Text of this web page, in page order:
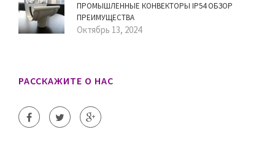
ПРОМЫШЛЕННЫЕ КОНВЕКТОРЫ IP54 ОБЗОР
ПРЕИМУЩЕСТВА
Октябрь 13, 2024
РАССКАЖИТЕ О НАС